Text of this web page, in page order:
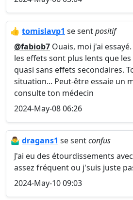
👍 tomislavp1 se sentpositif
@fabiob7 Ouais, moi j'ai
les effets sont plus lents que
quasi sans effets secondaires.
situation... Peut-être essaie un
consulte ton médecin
2024-May-08 06:26
🤷‍♂️ dragans1 se sentconfus
J'ai eu des étourdissements
assez fréquent ou j'suis juste
2024-May-10 09:03